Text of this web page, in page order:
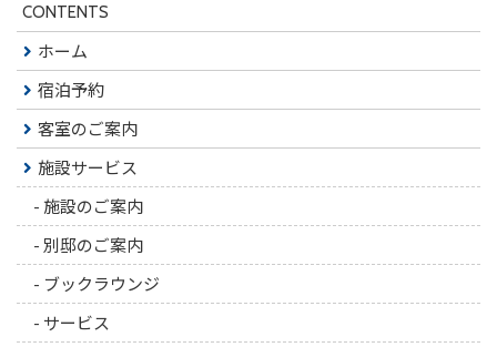
CONTENTS
ホーム
宿泊予約
客室のご案内
施設サービス
-施設のご案内
- 別邸のご案内
- ブックラウンジ
- サービス